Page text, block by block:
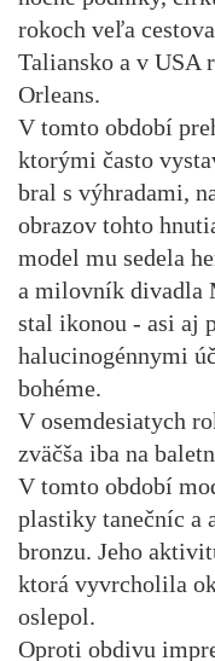
rokoch veľa
Taliansko a v USA
Orleans.
V tomto období
ktorými často
bral s výhradami,
obrazov tohto
model mu sedela
a milovník divadla
stal ikonou - asi aj
halucinogénnymi
bohéme.
V osemdesiatych
zväčša iba na
V tomto období
plastiky tanečníc a
bronzu. Jeho
ktorá vyvrcholila
oslepol.
Oproti obdivu